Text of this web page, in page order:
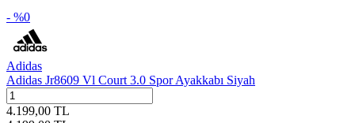
- %0
Adidas
Adidas Jr8609 Vl Court 3.0 Spor Ayakkabı Siyah
4.199,00 TL